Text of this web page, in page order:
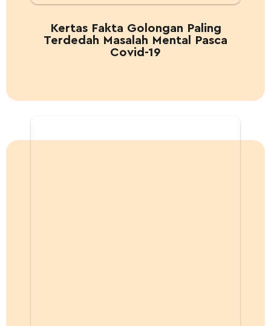
Kertas Fakta Golongan Paling
Terdedah Masalah Mental Pasca
Covid-19